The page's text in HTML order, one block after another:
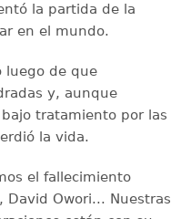
la partida de la
en el mundo.
luego de que
y, aunque
tratamiento por las
la vida.
el fallecimiento
Owori... Nuestras